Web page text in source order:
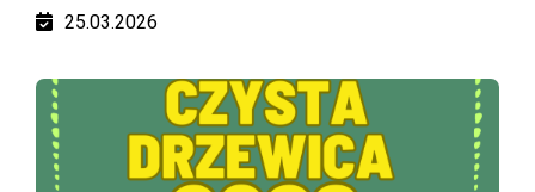
25.03.2026